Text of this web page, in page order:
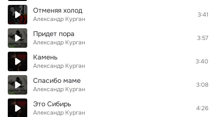
Отменяя холод
Александр Курган
3:41
Придет пора
Александр Курган
3:57
Камень
Александр Курган
3:40
Спасибо маме
Александр Курган
3:08
Это Сибирь
Александр Курган
4:26